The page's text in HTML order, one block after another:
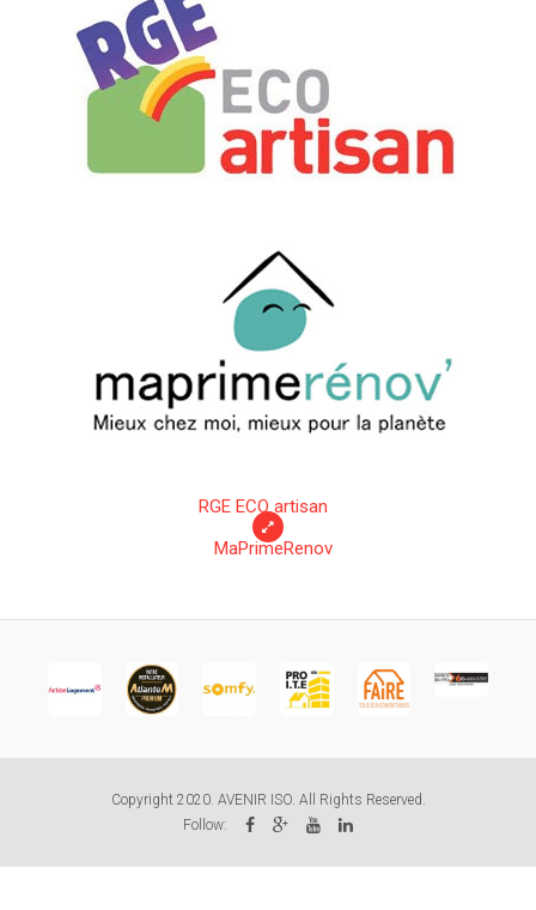
RGE ECO artisan
MaPrimeRenov
Copyright 2020. AVENIR ISO. All Rights Reserved.
Follow: